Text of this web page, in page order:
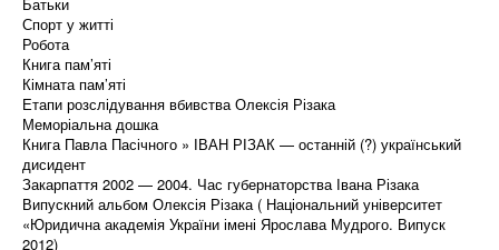
Спорт у житті
Робота
Книга пам’яті
Кімната пам’яті
Етапи розслідування вбивства Олексія Різака
Меморіальна дошка
Книга Павла Пасічного » ІВАН РІЗАК — останній (?) український
дисидент
Закарпаття 2002 — 2004. Час губернаторства Івана Різака
Випускний альбом Олексія Різака ( Національний університет
«Юридична академія України імені Ярослава Мудрого. Випуск
2012)